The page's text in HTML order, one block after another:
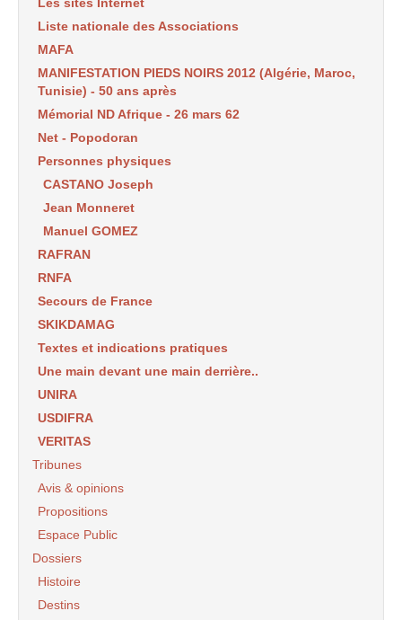
Les sites Internet
Liste nationale des Associations
MAFA
MANIFESTATION PIEDS NOIRS 2012 (Algérie, Maroc,
Tunisie) - 50 ans après
Mémorial ND Afrique - 26 mars 62
Net - Popodoran
Personnes physiques
CASTANO Joseph
Jean Monneret
Manuel GOMEZ
RAFRAN
RNFA
Secours de France
SKIKDAMAG
Textes et indications pratiques
Une main devant une main derrière..
UNIRA
USDIFRA
VERITAS
Tribunes
Avis & opinions
Propositions
Espace Public
Dossiers
Histoire
Destins